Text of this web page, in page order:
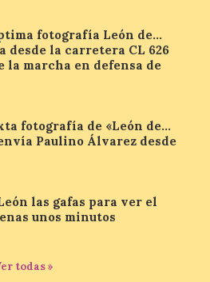
lista. Salamanca
Los españoles
de La
el
Time,
de
16 de
Mayor.
el próximo
16 de agosto, a
fotografía León de…
desde la carretera CL 626
la marcha en defensa de
fotografía de «León de…
Paulino Álvarez desde
las gafas para ver el
unos minutos
todas »